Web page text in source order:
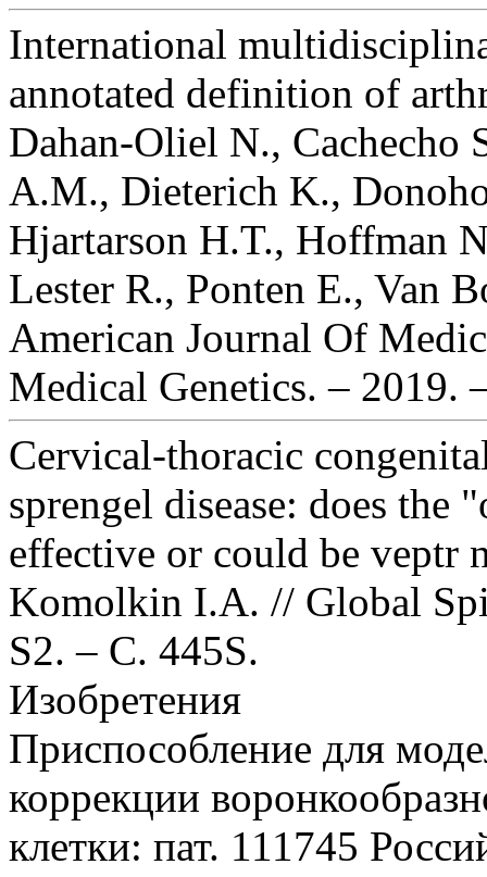
International
annotated definition of
Dahan-Oliel N., Cachecho
A.M., Dieterich K.,
Hjartarson H.T., Hoffman
Lester R., Ponten E., Van
American Journal Of
Medical Genetics. –
Cervical-thoracic
sprengel disease: does the
effective or could be veptr
Komolkin I.A. // Global
S2. – С. 445S.
Изобретения
Приспособление для
коррекции
клетки: пат. 111745